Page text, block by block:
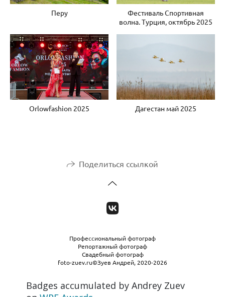
Перу
Фестиваль Спортивная
волна. Турция, октябрь 2025
Orlowfashion 2025 Дагестан май 2025
Поделиться ссылкой
Профессиональный фотограф
Репортажный фотограф
Свадебный фотограф
foto-zuev.ru©Зуев Андрей, 2020-2026